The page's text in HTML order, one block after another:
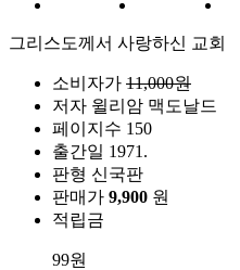
그리스도께서 사랑하신 교회
소비자가 11,000원
저자 윌리암 맥도날드
페이지수 150
출간일 1971.
판형 신국판
판매가 9,900 원
적립금
99원